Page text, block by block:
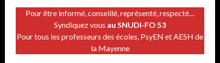
Pour être informé, conseillé, représenté, respecté…
Syndiquez vous au SNUDI-FO 53
Pour tous les professeurs des écoles, PsyEN et AESH de
la Mayenne